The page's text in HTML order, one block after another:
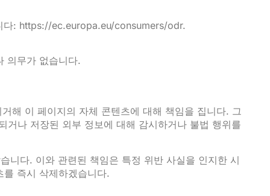
다: https://ec.europa.eu/consumers/odr.
의무가 없습니다.
해 이 페이지의 자체 콘텐츠에 대해 책임을 집니다. 그
나 저장된 외부 정보에 대해 감시하거나 불법 행위를
니다. 이와 관련된 책임은 특정 위반 사실을 인지한 시
즉시 삭제하겠습니다.